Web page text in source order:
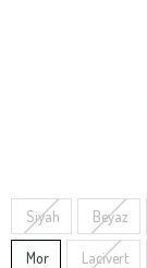
Siyah Beyaz
Mor Lacivert